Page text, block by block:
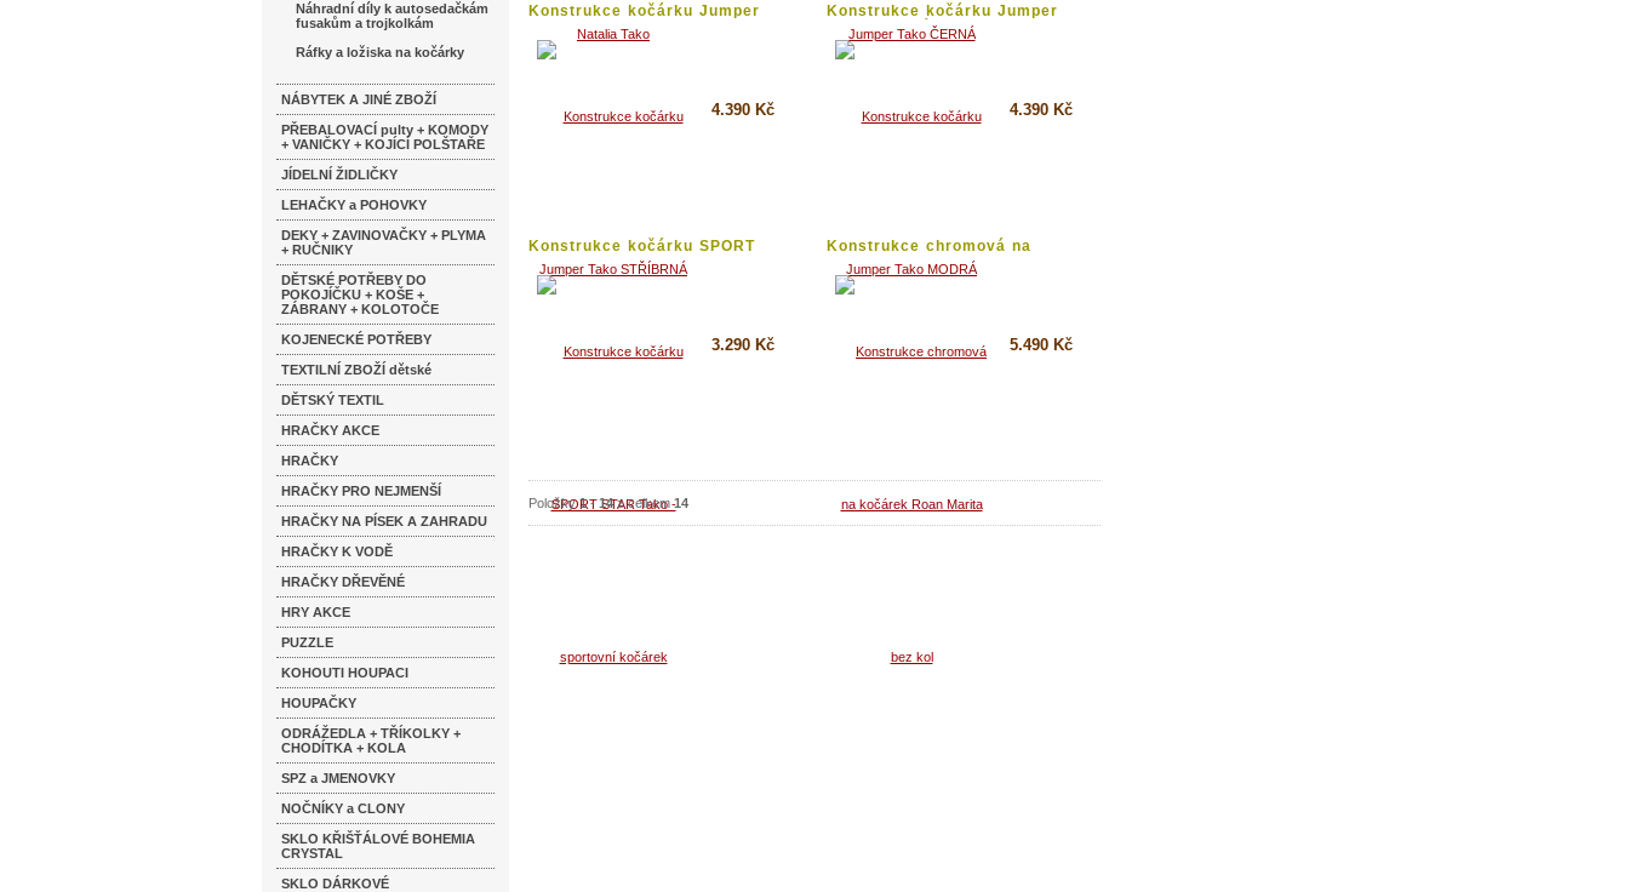
Náhradní díly k autosedačkám
fusakům a trojkolkám
Ráfky a ložiska na kočárky
NÁBYTEK A JINÉ ZBOŽÍ
PŘEBALOVACÍ pulty + KOMODY
+ VANIČKY + KOJÍCÍ POLŠTAŘE
JÍDELNÍ ŽIDLIČKY
LEHAČKY a POHOVKY
DEKY + ZAVINOVAČKY + PLYMA
+ RUČNIKY
DĚTSKÉ POTŘEBY DO
POKOJÍČKU + KOŠE +
ZÁBRANY + KOLOTOČE
KOJENECKÉ POTŘEBY
TEXTILNÍ ZBOŽÍ dětské
DĚTSKÝ TEXTIL
HRAČKY AKCE
HRAČKY
HRAČKY PRO NEJMENŠÍ
HRAČKY NA PÍSEK A ZAHRADU
HRAČKY K VODĚ
HRAČKY DŘEVĚNÉ
HRY AKCE
PUZZLE
KOHOUTI HOUPACI
HOUPAČKY
ODRÁŽEDLA + TŘÍKOLKY +
CHODÍTKA + KOLA
SPZ a JMENOVKY
NOČNÍKY a CLONY
SKLO KŘIŠŤÁLOVÉ BOHEMIA
CRYSTAL
SKLO DÁRKOVÉ
Konstrukce kočárku Jumper
Tako...
4.390 Kč
Konstrukce kočárku Jumper
Tako MODRÁ
4.390 Kč
Konstrukce kočárku SPORT
STAR...
3.290 Kč
Konstrukce chromová na
kočárek...
5.490 Kč
Položky1-14z celkem14